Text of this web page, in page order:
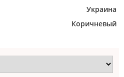
Украина
Коричневый